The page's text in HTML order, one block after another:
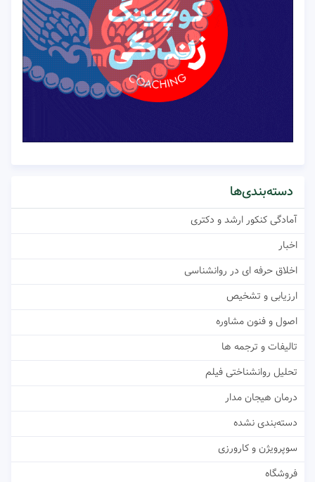
دسته‌بندی‌ها
آمادگی کنکور ارشد و دکتری
اخبار
اخلاق حرفه ای در روانشناسی
ارزیابی و تشخیص
اصول و فنون مشاوره
تالیفات و ترجمه ها
تحلیل روانشناختی فیلم
درمان هیجان مدار
دسته‌بندی نشده
سوپرویژن و کارورزی
فروشگاه